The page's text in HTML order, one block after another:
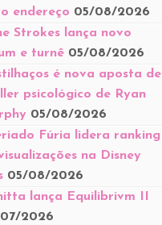
endereço 05/08/2026
Strokes lança novo
e turnê 05/08/2026
é nova aposta de
psicológico de Ryan
05/08/2026
Fúria lidera ranking
na Disney
05/08/2026
lança Equilibrivm II
2026